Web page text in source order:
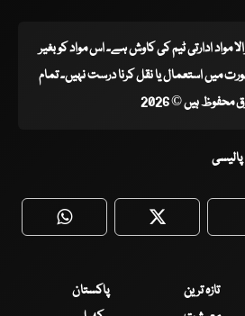
مواد ادارتی ٹیم کی کاوش ہے۔ اس مواد کو بغیر
میں استعمال یا نقل کرنا درست نہیں۔ تمام
محفوظ ہیں © 2026
WhatsApp Twitter
تازہ ترین
پاکستان